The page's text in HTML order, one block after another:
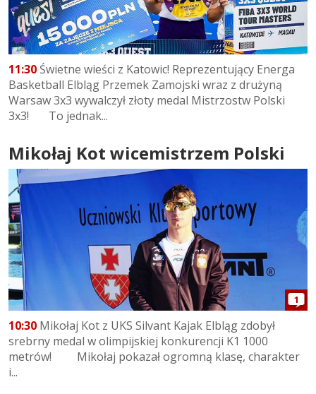
11:30 Świetne wieści z Katowic! Reprezentujący Energa
Basketball Elbląg Przemek Zamojski wraz z drużyną
Warsaw 3x3 wywalczył złoty medal Mistrzostw Polski
3x3! To jednak...
Mikołaj Kot wicemistrzem Polski
1
10:30 Mikołaj Kot z UKS Silvant Kajak Elbląg zdobył
srebrny medal w olimpijskiej konkurencji K1 1000
metrów! Mikołaj pokazał ogromną klasę, charakter
i...